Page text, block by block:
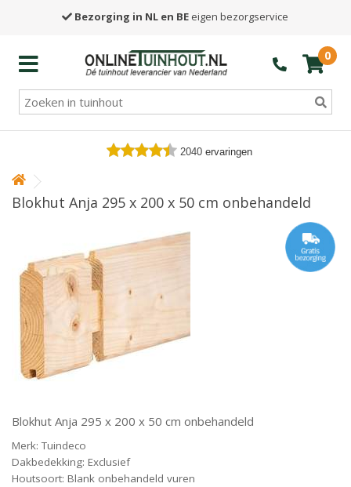
Bezorging in NL en BE eigen bezorgservice
0
2040 ervaringen
Blokhut Anja 295 x 200 x 50 cm onbehandeld
Blokhut Anja 295 x 200 x 50 cm onbehandeld
Merk: Tuindeco
Dakbedekking: Exclusief
Houtsoort: Blank onbehandeld vuren